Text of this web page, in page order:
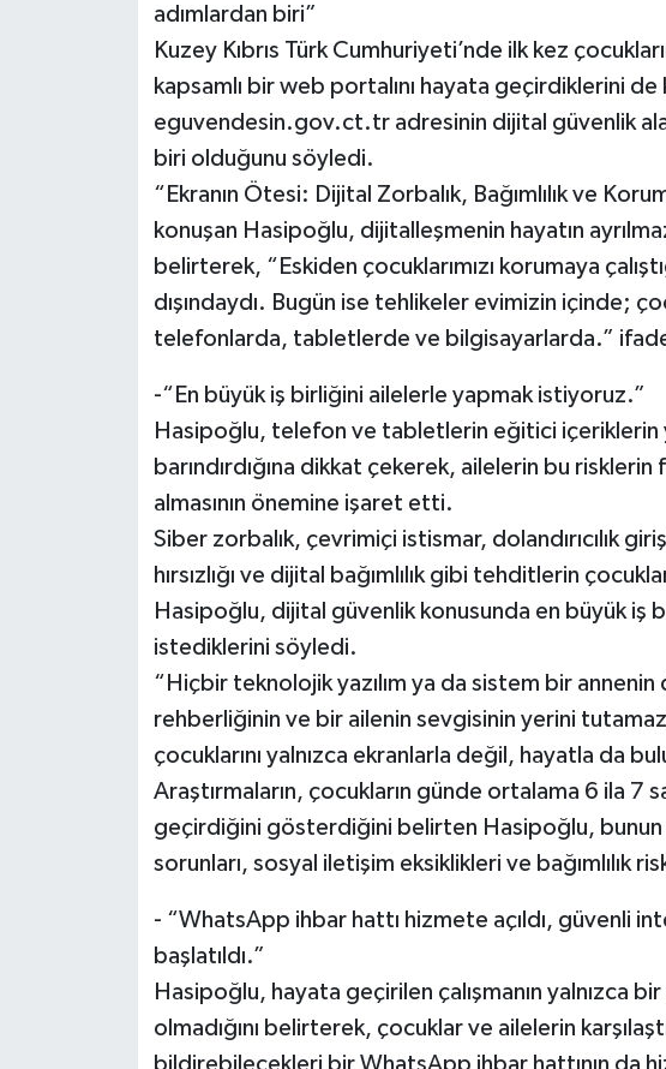
adımlardan biri”
Kuzey Kıbrıs Türk Cumhuriyeti’nde ilk kez
kapsamlı bir web portalını hayata geçirdiklerini
eguvendesin.gov.ct.tr adresinin dijital güvenlik
biri olduğunu söyledi.
“Ekranın Ötesi: Dijital Zorbalık, Bağımlılık ve
konuşan Hasipoğlu, dijitalleşmenin hayatın
belirterek, “Eskiden çocuklarımızı korumaya
dışındaydı. Bugün ise tehlikeler evimizin içinde;
telefonlarda, tabletlerde ve bilgisayarlarda.”
-“En büyük iş birliğini ailelerle yapmak istiyoruz.”
Hasipoğlu, telefon ve tabletlerin eğitici içeriklerin
barındırdığına dikkat çekerek, ailelerin bu
almasının önemine işaret etti.
Siber zorbalık, çevrimiçi istismar, dolandırıcılık
hırsızlığı ve dijital bağımlılık gibi tehditlerin
Hasipoğlu, dijital güvenlik konusunda en büyük iş
istediklerini söyledi.
“Hiçbir teknolojik yazılım ya da sistem bir annenin
rehberliğinin ve bir ailenin sevgisinin yerini
çocuklarını yalnızca ekranlarla değil, hayatla da
Araştırmaların, çocukların günde ortalama 6 ila 7
geçirdiğini gösterdiğini belirten Hasipoğlu, bunun
sorunları, sosyal iletişim eksiklikleri ve bağımlılık
- “WhatsApp ihbar hattı hizmete açıldı, güvenli
başlatıldı.”
Hasipoğlu, hayata geçirilen çalışmanın yalnızca
olmadığını belirterek, çocuklar ve ailelerin
bildirebilecekleri bir WhatsApp ihbar hattının da